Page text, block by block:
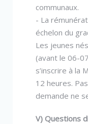
communaux.
- La
échelon du
Les jeunes
(avant le 06-
s’inscrire à la
12 heures.
demande ne
V) Questions